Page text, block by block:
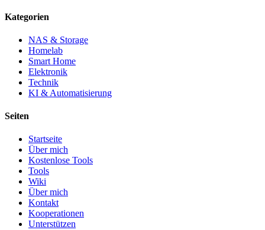
Kategorien
NAS & Storage
Homelab
Smart Home
Elektronik
Technik
KI & Automatisierung
Seiten
Startseite
Über mich
Kostenlose Tools
Tools
Wiki
Über mich
Kontakt
Kooperationen
Unterstützen